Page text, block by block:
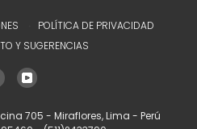
POLÍTICA DE PRIVACIDAD
Y SUGERENCIAS
705 - Miraflores, Lima - Perú